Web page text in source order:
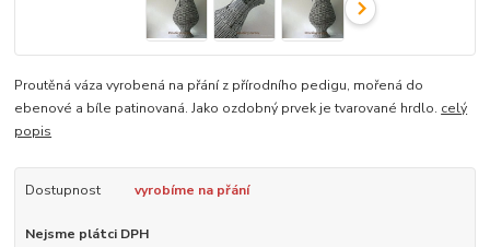
Proutěná váza vyrobená na přání z přírodního pedigu, mořená do
ebenové a bíle patinovaná. Jako ozdobný prvek je tvarované hrdlo. celý
popis
Dostupnost vyrobíme na přání
Nejsme plátci DPH